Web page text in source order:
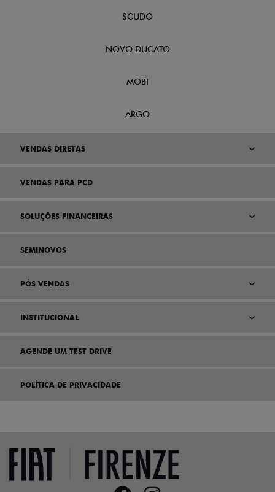
SCUDO
NOVO DUCATO
MOBI
ARGO
VENDAS DIRETAS
VENDAS PARA PCD
SOLUÇÕES FINANCEIRAS
SEMINOVOS
PÓS VENDAS
INSTITUCIONAL
AGENDE UM TEST DRIVE
POLÍTICA DE PRIVACIDADE